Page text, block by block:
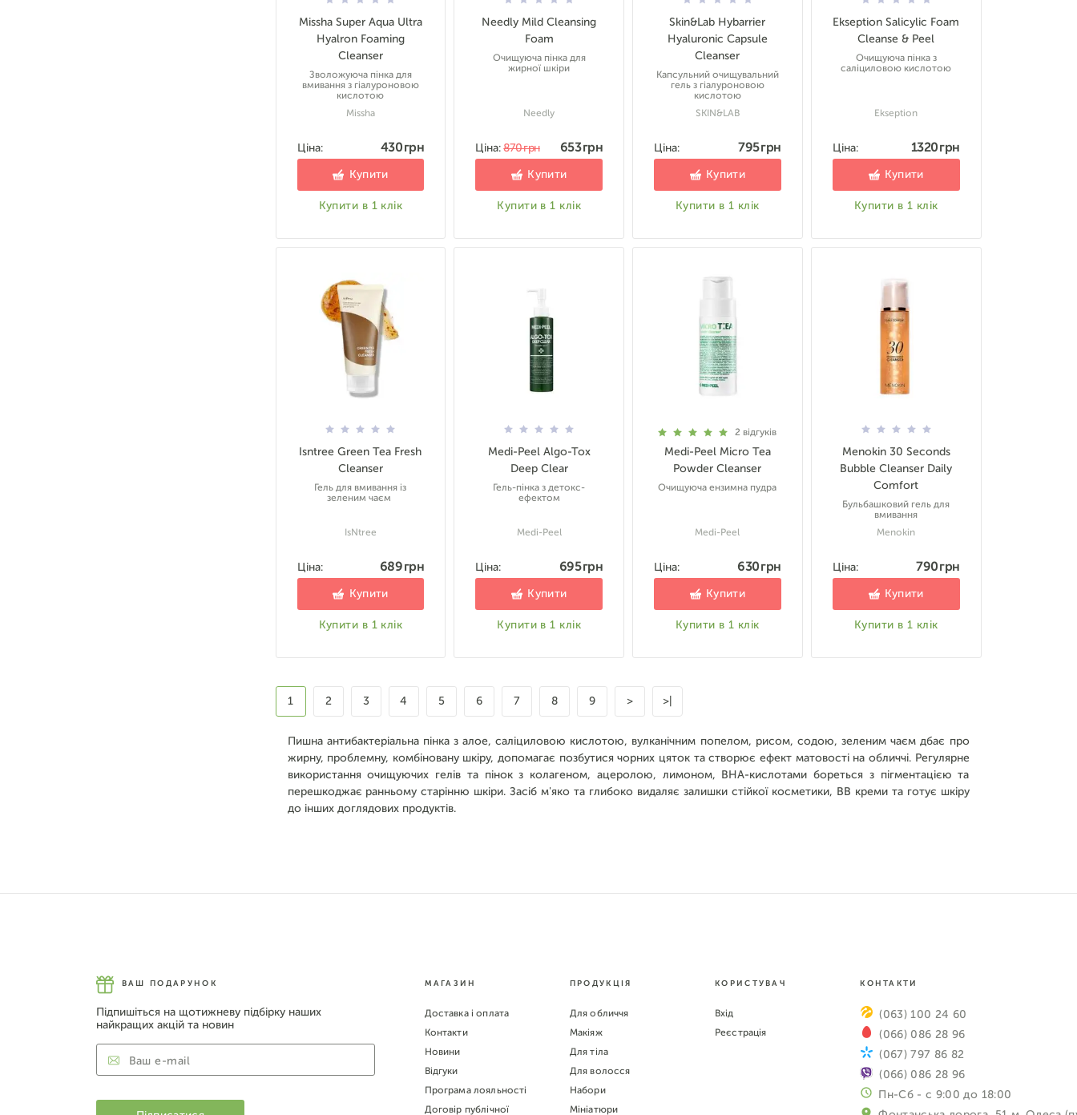
Missha Super Aqua Ultra
Hyalron Foaming
Cleanser
Зволожуюча пінка для
вмивання з гіалуроновою
кислотою
Missha
Ціна: 430 грн
Купити
Купити в 1 клік
Needly Mild Cleansing
Foam
Очищуюча пінка для
жирної шкіри
Needly
Ціна:870 грн 653 грн
Купити
Купити в 1 клік
Skin&Lab Hybarrier
Hyaluronic Capsule
Cleanser
Капсульний очищувальний
гель з гіалуроновою
кислотою
SKIN&LAB
Ціна: 795 грн
Купити
Купити в 1 клік
Ekseption Salicylic Foam
Cleanse & Peel
Очищуюча пінка з
саліциловою кислотою
Ekseption
Ціна: 1320 грн
Купити
Купити в 1 клік
Isntree Green Tea Fresh
Cleanser
Гель для вмивання із
зеленим чаєм
IsNtree
Ціна: 689 грн
Купити
Купити в 1 клік
Medi-Peel Algo-Tox
Deep Clear
Гель-пінка з детокс-
ефектом
Medi-Peel
Ціна: 695 грн
Купити
Купити в 1 клік
2 відгуків
Medi-Peel Micro Tea
Powder Cleanser
Очищуюча ензимна пудра
Medi-Peel
Ціна: 630 грн
Купити
Купити в 1 клік
Menokin 30 Seconds
Bubble Cleanser Daily
Comfort
Бульбашковий гель для
вмивання
Menokin
Ціна: 790 грн
Купити
Купити в 1 клік
1 2 3 4 5 6 7 8 9 > >|
Пишна антибактеріальна пінка з алое, саліциловою кислотою, вулканічним попелом, рисом, содою, зеленим чаєм дбає про
жирну, проблемну, комбіновану шкіру, допомагає позбутися чорних цяток та створює ефект матовості на обличчі. Регулярне
використання очищуючих гелів та пінок з колагеном, ацеролою, лимоном, ВНА-кислотами бореться з пігментацією та
перешкоджає ранньому старінню шкіри. Засіб м'яко та глибоко видаляє залишки стійкої косметики, ВВ креми та готує шкіру
до інших доглядових продуктів.
ВАШ ПОДАРУНОК
Підпишіться на щотижневу підбірку наших
найкращих акцій та новин
МАГАЗИН
Доставка і оплата
Контакти
Новини
Відгуки
Програма лояльності
Договір публічної
ПРОДУКЦІЯ
Для обличчя
Макіяж
Для тіла
Для волосся
Набори
Мініатюри
КОРИСТУВАЧ
Вхід
Реєстрація
КОНТАКТИ
(063) 100 24 60
(066) 086 28 96
(067) 797 86 82
(066) 086 28 96
Пн-Сб - с 9:00 до 18:00